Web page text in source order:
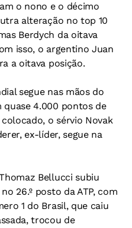
o nono e o décimo
alteração no top 10
Berdych da oitava
isso, o argentino Juan
a oitava posição.
segue nas mãos do
quase 4.000 pontos de
o sérvio Novak
ex-líder, segue na
Bellucci subiu
26.º posto da ATP, com
1 do Brasil, que caiu
trocou de